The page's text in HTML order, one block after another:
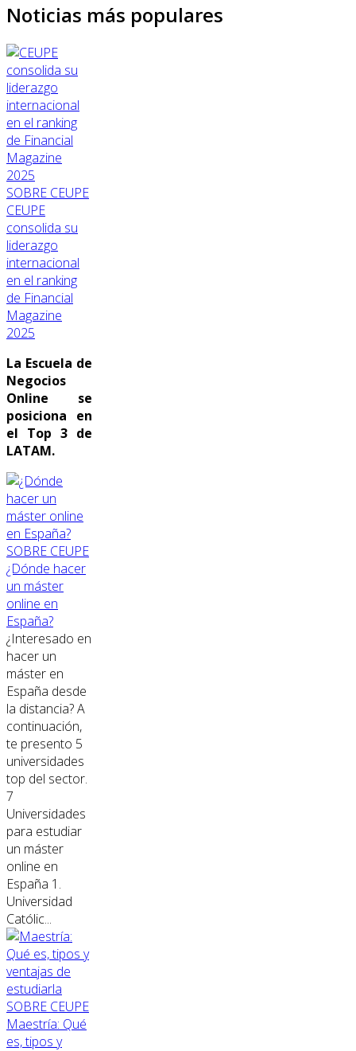
Noticias más populares
SOBRE CEUPE
CEUPE
consolida su
liderazgo
internacional
en el ranking
de Financial
Magazine
2025
La Escuela de
Negocios
Online se
posiciona en
el Top 3 de
LATAM.
SOBRE CEUPE
¿Dónde hacer
un máster
online en
España?
¿Interesado en
hacer un
máster en
España desde
la distancia? A
continuación,
te presento 5
universidades
top del sector.
7
Universidades
para estudiar
un máster
online en
España 1.
Universidad
Católic...
SOBRE CEUPE
Maestría: Qué
es, tipos y